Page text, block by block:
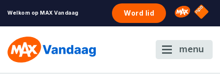
Welkom op MAX Vandaag Word lid Omroep
NPO
menu